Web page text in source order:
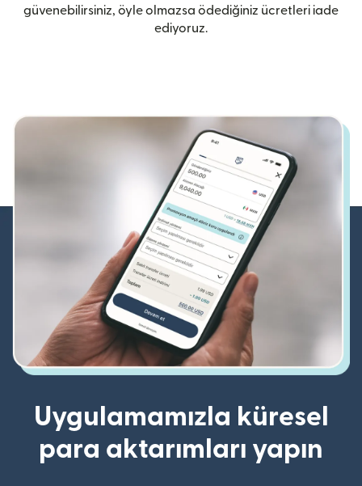
güvenebilirsiniz, öyle olmazsa ödediğiniz ücretleri iade
ediyoruz.
Uygulamamızla küresel
para aktarımları yapın